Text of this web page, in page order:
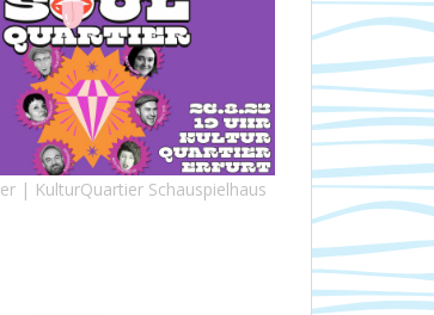
| KulturQuartier Schauspielhaus